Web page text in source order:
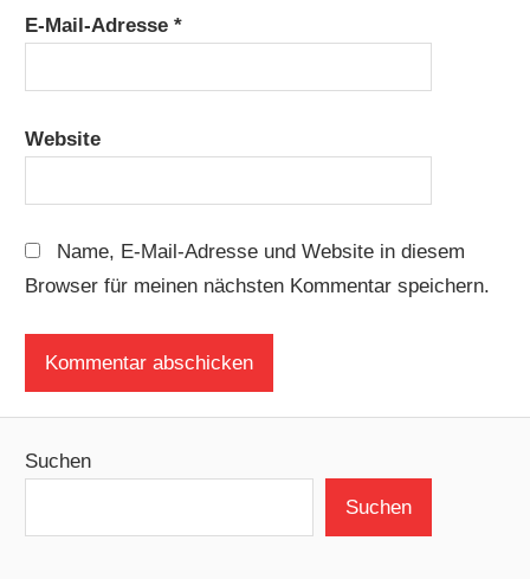
E-Mail-Adresse*
Website
Name, E-Mail-Adresse und Website in diesem
Browser für meinen nächsten Kommentar speichern.
Suchen
Suchen